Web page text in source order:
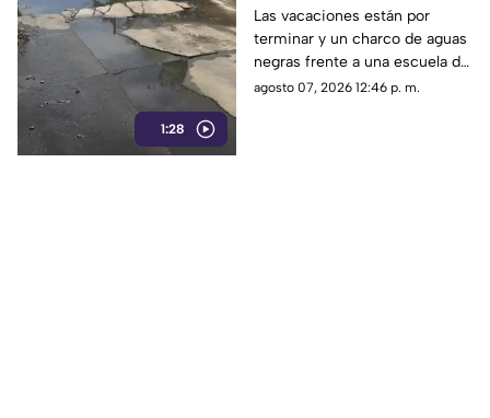
1:28
ESTUDIANTES
regresen de vacaciones
en Coatzacoalcos
Las vacaciones están por
terminar y un charco de aguas
negras frente a una escuela de
Coatzacoalcos ya espera que
agosto 07, 2026 12:46 p. m.